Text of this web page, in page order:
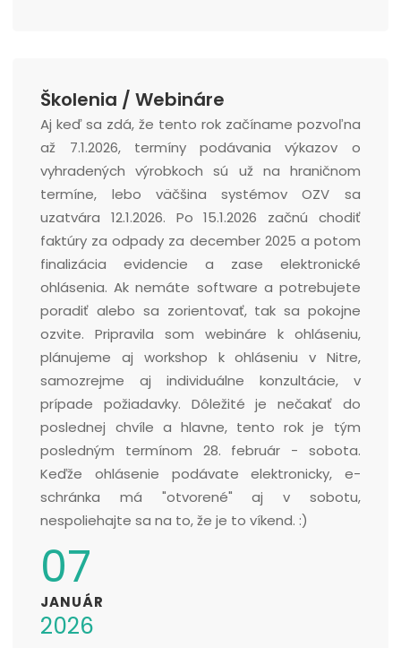
Školenia / Webináre
Aj keď sa zdá, že tento rok začíname pozvoľna
až 7.1.2026, termíny podávania výkazov o
vyhradených výrobkoch sú už na hraničnom
termíne, lebo väčšina systémov OZV sa
uzatvára 12.1.2026. Po 15.1.2026 začnú chodiť
faktúry za odpady za december 2025 a potom
finalizácia evidencie a zase elektronické
ohlásenia. Ak nemáte software a potrebujete
poradiť alebo sa zorientovať, tak sa pokojne
ozvite. Pripravila som webináre k ohláseniu,
plánujeme aj workshop k ohláseniu v Nitre,
samozrejme aj individuálne konzultácie, v
prípade požiadavky. Dôležité je nečakať do
poslednej chvíle a hlavne, tento rok je tým
posledným termínom 28. február - sobota.
Keďže ohlásenie podávate elektronicky, e-
schránka má "otvorené" aj v sobotu,
nespoliehajte sa na to, že je to víkend. :)
07
JANUÁR
2026